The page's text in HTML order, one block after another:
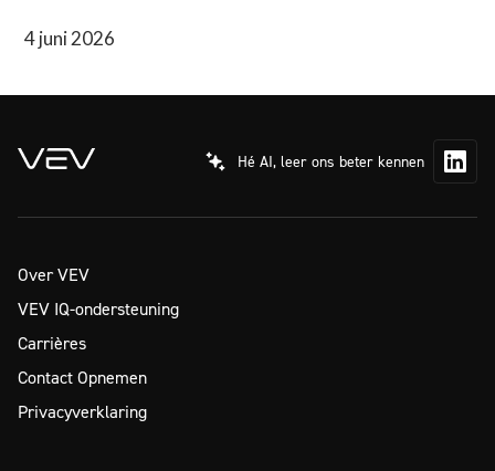
4 juni 2026
Hé AI, leer ons beter kennen
Over VEV
VEV IQ-ondersteuning
Carrières
Contact Opnemen
Privacyverklaring